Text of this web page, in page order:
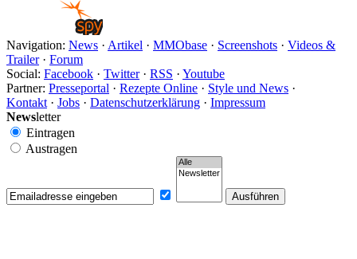
Navigation: News · Artikel · MMObase · Screenshots · Videos &
Trailer· Forum
Social: Facebook · Twitter· RSS · Youtube
Partner: Presseportal · Rezepte Online · Style und News ·
Kontakt · Jobs · Datenschutzerklärung · Impressum
Newsletter
Eintragen
Austragen